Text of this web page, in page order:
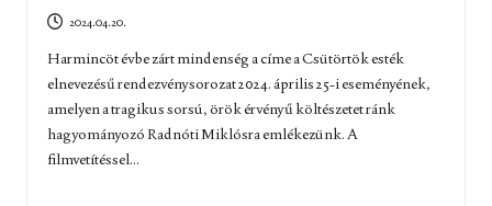
2024.04.20.
Harmincöt évbe zárt mindenség a címe a Csütörtök esték
elnevezésű rendezvénysorozat 2024. április 25-i eseményének,
amelyen a tragikus sorsú, örök érvényű költészetet ránk
hagyományozó Radnóti Miklósra emlékezünk. A
filmvetítéssel...